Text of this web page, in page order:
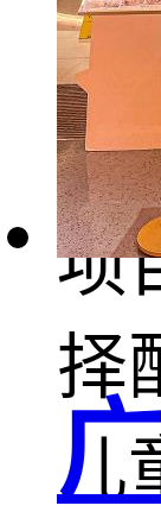
水
主
项
择
儿